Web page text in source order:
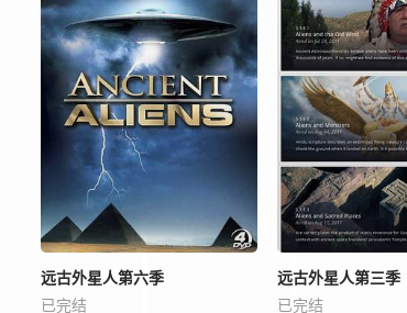
远古外星人第六季
已完结
远古外星人第三季
已完结